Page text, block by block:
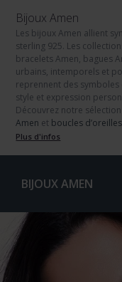
Bijoux Amen
Les bijoux Amen allient
sterling 925. Les
bracelets Amen, bagues
urbains, intemporels et
reprennent des
style et expression
Découvrez notre
Amen et boucles
Plus d'infos
BIJOUX AMEN